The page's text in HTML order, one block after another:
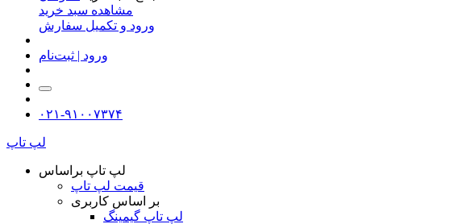
مشاهده سبد خرید
ورود و تکمیل سفارش
ورود | ثبت‌نام
۰۲۱-۹۱۰۰۷۳۷۴
لپ تاپ
لپ تاپ براساس
قیمت لپ تاپ
بر اساس کاربری
لپ تاپ گیمینگ